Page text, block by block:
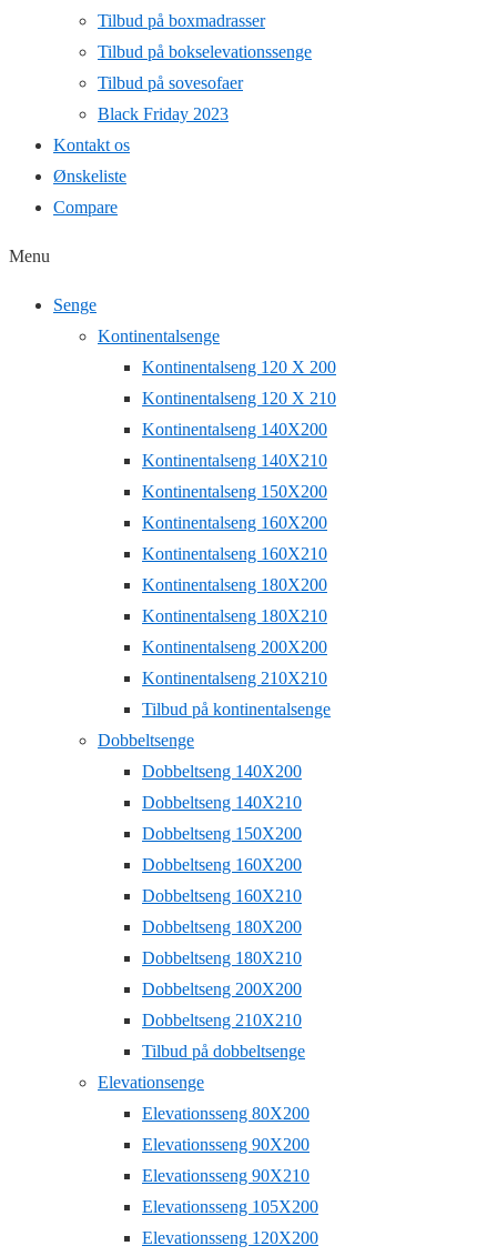
Tilbud på boxmadrasser
Tilbud på bokselevationssenge
Tilbud på sovesofaer
Black Friday 2023
Kontakt os
Ønskeliste
Compare
Menu
Senge
Kontinentalsenge
Kontinentalseng 120 X 200
Kontinentalseng 120 X 210
Kontinentalseng 140X200
Kontinentalseng 140X210
Kontinentalseng 150X200
Kontinentalseng 160X200
Kontinentalseng 160X210
Kontinentalseng 180X200
Kontinentalseng 180X210
Kontinentalseng 200X200
Kontinentalseng 210X210
Tilbud på kontinentalsenge
Dobbeltsenge
Dobbeltseng 140X200
Dobbeltseng 140X210
Dobbeltseng 150X200
Dobbeltseng 160X200
Dobbeltseng 160X210
Dobbeltseng 180X200
Dobbeltseng 180X210
Dobbeltseng 200X200
Dobbeltseng 210X210
Tilbud på dobbeltsenge
Elevationsenge
Elevationsseng 80X200
Elevationsseng 90X200
Elevationsseng 90X210
Elevationsseng 105X200
Elevationsseng 120X200